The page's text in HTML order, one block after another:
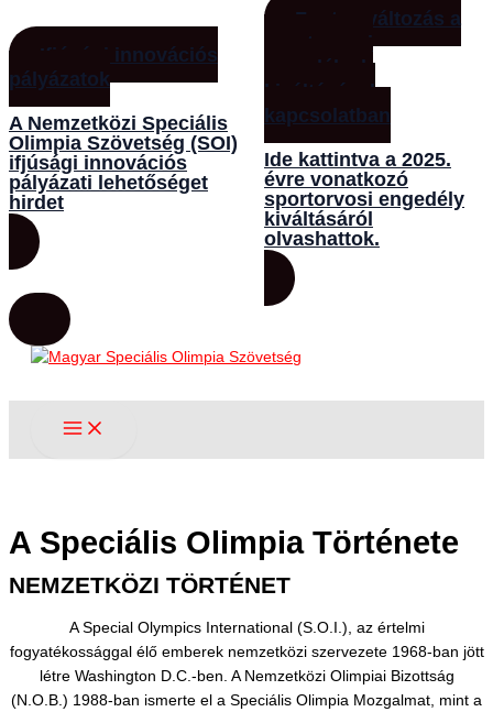
Ifjúsági innovációs
pályázatok
A Nemzetközi Speciális
Olimpia Szövetség (SOI)
ifjúsági innovációs
pályázati lehetőséget
hirdet
Fontos változás a
sportorvosi
engedélyek
kiváltásával
kapcsolatban
Ide kattintva a 2025.
évre vonatkozó
sportorvosi engedély
kiváltásáról
olvashattok.
Skip
content
A Speciális Olimpia Története
NEMZETKÖZI TÖRTÉNET
A Special Olympics International (S.O.I.), az értelmi
fogyatékossággal élő emberek nemzetközi szervezete 1968-ban jött
létre Washington D.C.-ben. A Nemzetközi Olimpiai Bizottság
(N.O.B.) 1988-ban ismerte el a Speciális Olimpia Mozgalmat, mint a